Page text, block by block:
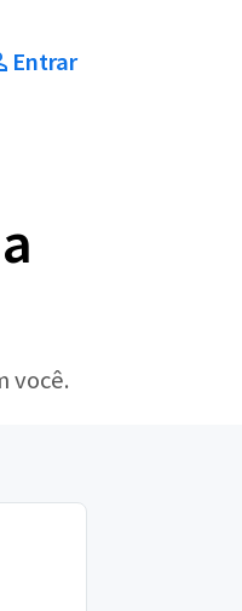
Entrar
você.